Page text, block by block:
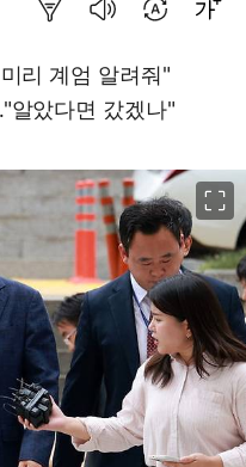
리 계엄 알려줘"
알았다면 갔겠나"